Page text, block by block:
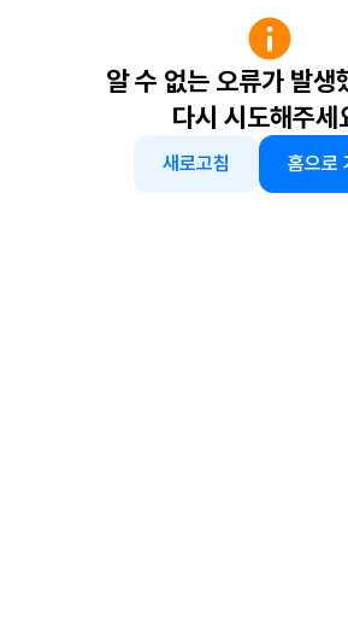
알 수 없는 오류가 발생
다시 시도해주세
새로고침 홈으로